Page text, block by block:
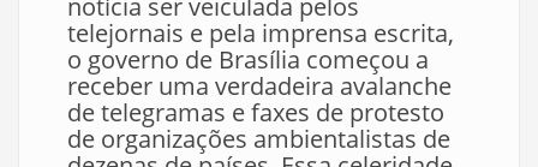
notícia ser veiculada pelos
telejornais e pela imprensa escrita,
o governo de Brasília começou a
receber uma verdadeira avalanche
de telegramas e faxes de protesto
de organizações ambientalistas de